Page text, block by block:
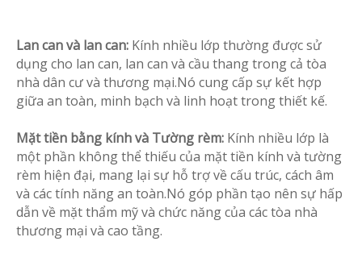
Lan can và lan can: Kính nhiều lớp thường được sử
dụng cho lan can, lan can và cầu thang trong cả tòa
nhà dân cư và thương mại.Nó cung cấp sự kết hợp
giữa an toàn, minh bạch và linh hoạt trong thiết kế.
Mặt tiền bằng kính và Tường rèm: Kính nhiều lớp là
một phần không thể thiếu của mặt tiền kính và tường
rèm hiện đại, mang lại sự hỗ trợ về cấu trúc, cách âm
và các tính năng an toàn.Nó góp phần tạo nên sự hấp
dẫn về mặt thẩm mỹ và chức năng của các tòa nhà
thương mại và cao tầng.